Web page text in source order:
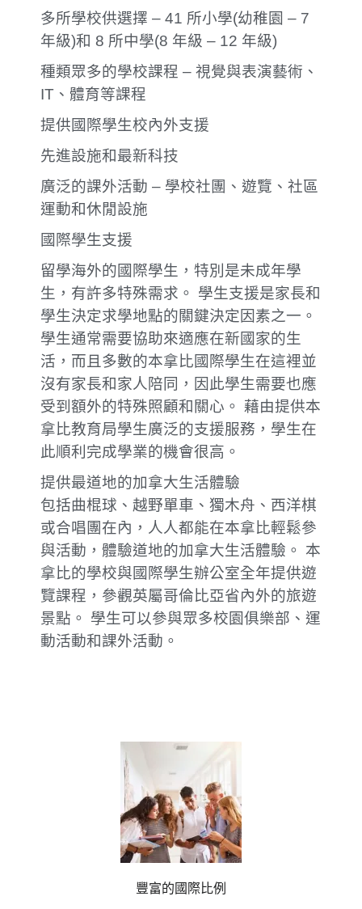
多所學校供選擇 – 41 所小學(幼稚園 – 7
年級)和 8 所中學(8 年級 – 12 年級)
種類眾多的學校課程 – 視覺與表演藝術、
IT、體育等課程
提供國際學生校內外支援
先進設施和最新科技
廣泛的課外活動 – 學校社團、遊覽、社區
運動和休閒設施
國際學生支援
留學海外的國際學生，特別是未成年學
生，有許多特殊需求。 學生支援是家長和
學生決定求學地點的關鍵決定因素之一。
學生通常需要協助來適應在新國家的生
活，而且多數的本拿比國際學生在這裡並
沒有家長和家人陪同，因此學生需要也應
受到額外的特殊照顧和關心。 藉由提供本
拿比教育局學生廣泛的支援服務，學生在
此順利完成學業的機會很高。
提供最道地的加拿大生活體驗
包括曲棍球、越野單車、獨木舟、西洋棋
或合唱團在內，人人都能在本拿比輕鬆參
與活動，體驗道地的加拿大生活體驗。 本
拿比的學校與國際學生辦公室全年提供遊
覽課程，參觀英屬哥倫比亞省內外的旅遊
景點。 學生可以參與眾多校園俱樂部、運
動活動和課外活動。
豐富的國際比例